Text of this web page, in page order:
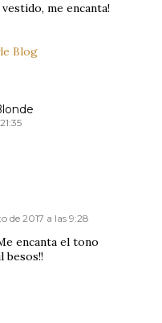
me encanta!
Blog
de 2017 a las 9:28
encanta el tono
besos!!